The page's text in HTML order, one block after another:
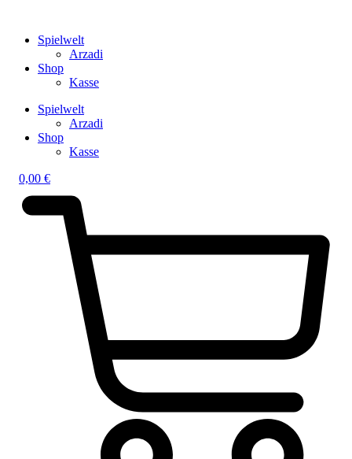
Spielwelt
Arzadi
Shop
Kasse
Spielwelt
Arzadi
Shop
Kasse
0,00 €